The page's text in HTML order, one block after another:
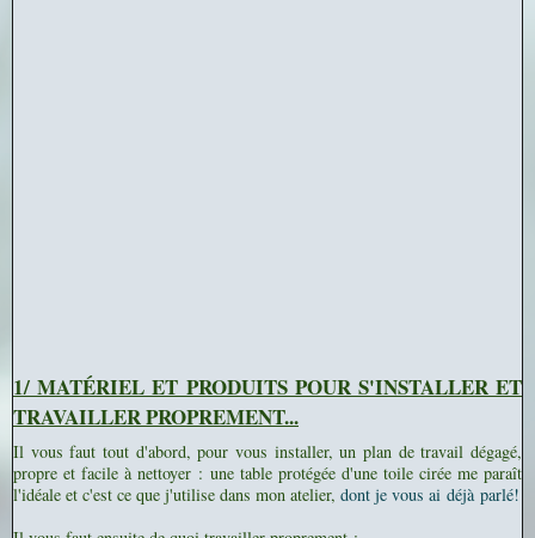
1/ MATÉRIEL ET PRODUITS POUR S'INSTALLER ET
TRAVAILLER PROPREMENT...
Il vous faut tout d'abord, pour vous installer, un plan de travail dégagé,
propre et facile à nettoyer : une table protégée d'une toile cirée me paraît
l'idéale et c'est ce que j'utilise dans mon atelier, dont je vous ai déjà parlé!